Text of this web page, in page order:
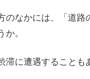
なかには、「道路
。
滞に遭遇することも